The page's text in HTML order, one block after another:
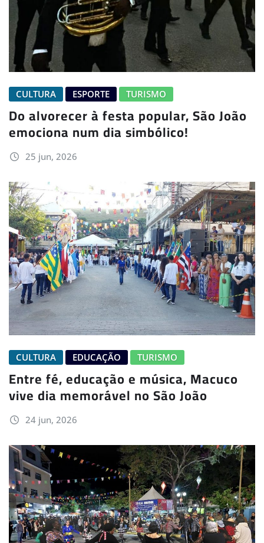
CULTURA ESPORTE TURISMO
Do alvorecer à festa popular, São João
emociona num dia simbólico!
25 jun, 2026
CULTURA EDUCAÇÃO TURISMO
Entre fé, educação e música, Macuco
vive dia memorável no São João
24 jun, 2026